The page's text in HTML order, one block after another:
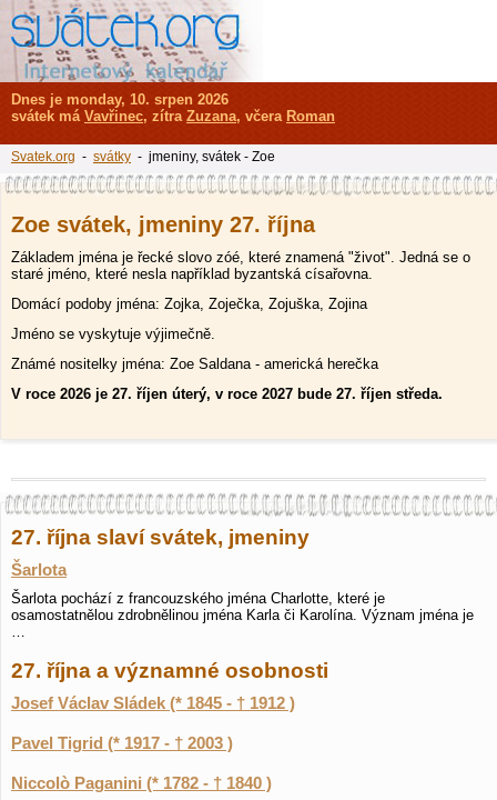
Zoe svátek, jmeniny 27. října
Základem jména je řecké slovo zóé, které znamená "život". Jedná se o
staré jméno, které nesla například byzantská císařovna.
Domácí podoby jména: Zojka, Zoječka, Zojuška, Zojina
Jméno se vyskytuje výjimečně.
Známé nositelky jména: Zoe Saldana - americká herečka
V roce 2026 je 27. říjen úterý, v roce 2027 bude 27. říjen středa.
27. října slaví svátek, jmeniny
Šarlota
Šarlota pochází z francouzského jména Charlotte, které je
osamostatnělou zdrobnělinou jména Karla či Karolína. Význam jména je
…
27. října a významné osobnosti
Josef Václav Sládek (* 1845 - † 1912 )
Pavel Tigrid (* 1917 - † 2003 )
Niccolò Paganini (* 1782 - † 1840 )
Dnes je monday, 10. srpen 2026
svátek má Vavřinec, zítra Zuzana, včera Roman
Svatek.org - svátky - jmeniny, svátek - Zoe